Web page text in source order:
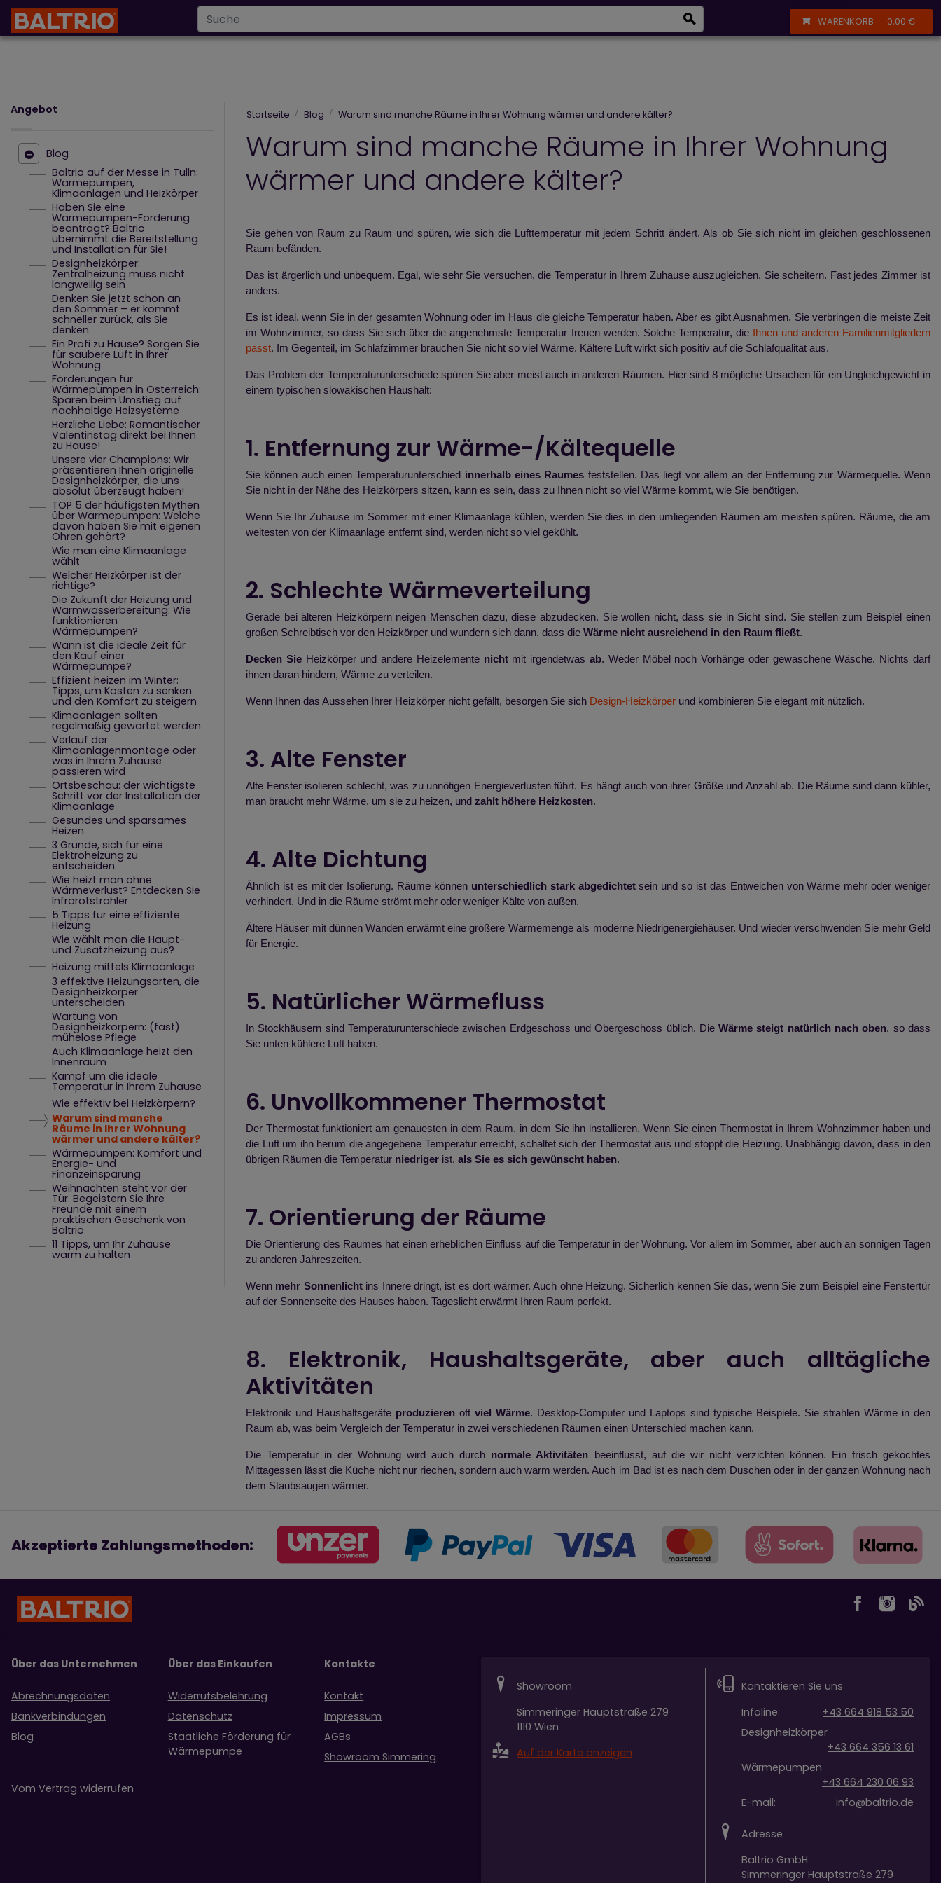
info@baltrio.de +43 664 356 13 61 WARENKORB 0,00 €
Angebot
Blog
Baltrio auf der Messe in Tulln:
Wärmepumpen,
Klimaanlagen und Heizkörper
Haben Sie eine
Wärmepumpen-Förderung
beantragt? Baltrio
übernimmt die Bereitstellung
und Installation für Sie!
Designheizkörper:
Zentralheizung muss nicht
langweilig sein
Denken Sie jetzt schon an
den Sommer – er kommt
schneller zurück, als Sie
denken
Ein Profi zu Hause? Sorgen Sie
für saubere Luft in Ihrer
Wohnung
Förderungen für
Wärmepumpen in Österreich:
Sparen beim Umstieg auf
nachhaltige Heizsysteme
Herzliche Liebe: Romantischer
Valentinstag direkt bei Ihnen
zu Hause!
Unsere vier Champions: Wir
präsentieren Ihnen originelle
Designheizkörper, die uns
absolut überzeugt haben!
TOP 5 der häufigsten Mythen
über Wärmepumpen: Welche
davon haben Sie mit eigenen
Ohren gehört?
Wie man eine Klimaanlage
wählt
Welcher Heizkörper ist der
richtige?
Die Zukunft der Heizung und
Warmwasserbereitung: Wie
funktionieren
Wärmepumpen?
Wann ist die ideale Zeit für
den Kauf einer
Wärmepumpe?
Effizient heizen im Winter:
Tipps, um Kosten zu senken
und den Komfort zu steigern
Klimaanlagen sollten
regelmäßig gewartet werden
Verlauf der
Klimaanlagenmontage oder
was in Ihrem Zuhause
passieren wird
Ortsbeschau: der wichtigste
Schritt vor der Installation der
Klimaanlage
Gesundes und sparsames
Heizen
3 Gründe, sich für eine
Elektroheizung zu
entscheiden
Wie heizt man ohne
Wärmeverlust? Entdecken Sie
Infrarotstrahler
5 Tipps für eine effiziente
Heizung
Wie wählt man die Haupt-
und Zusatzheizung aus?
Heizung mittels Klimaanlage
3 effektive Heizungsarten, die
Designheizkörper
unterscheiden
Wartung von
Designheizkörpern: (fast)
mühelose Pflege
Auch Klimaanlage heizt den
Innenraum
Kampf um die ideale
Temperatur in Ihrem Zuhause
Wie effektiv bei Heizkörpern?
Warum sind manche
Räume in Ihrer Wohnung
wärmer und andere kälter?
Wärmepumpen: Komfort und
Energie- und
Finanzeinsparung
Weihnachten steht vor der
Tür. Begeistern Sie Ihre
Freunde mit einem
praktischen Geschenk von
Baltrio
11 Tipps, um Ihr Zuhause
warm zu halten
Startseite Blog Warum sind manche Räume in Ihrer Wohnung wärmer und andere kälter?
Warum sind manche Räume in Ihrer Wohnung
wärmer und andere kälter?
Sie gehen von Raum zu Raum und spüren, wie sich die Lufttemperatur mit jedem Schritt ändert. Als ob Sie sich nicht im gleichen geschlossenen
Raum befänden.
Das ist ärgerlich und unbequem. Egal, wie sehr Sie versuchen, die Temperatur in Ihrem Zuhause auszugleichen, Sie scheitern. Fast jedes Zimmer ist
anders.
Es ist ideal, wenn Sie in der gesamten Wohnung oder im Haus die gleiche Temperatur haben. Aber es gibt Ausnahmen. Sie verbringen die meiste Zeit
im Wohnzimmer, so dass Sie sich über die angenehmste Temperatur freuen werden. Solche Temperatur, die
Ihnen und anderen Familienmitgliedern
passt. Im Gegenteil, im Schlafzimmer brauchen Sie nicht so viel Wärme. Kältere Luft wirkt sich positiv auf die Schlafqualität aus.
Das Problem der Temperaturunterschiede spüren Sie aber meist auch in anderen Räumen. Hier sind 8 mögliche Ursachen für ein Ungleichgewicht in
einem typischen slowakischen Haushalt:
1. Entfernung zur Wärme-/Kältequelle
Sie können auch einen Temperaturunterschied innerhalb eines Raumes feststellen. Das liegt vor allem an der Entfernung zur Wärmequelle. Wenn
Sie nicht in der Nähe des Heizkörpers sitzen, kann es sein, dass zu Ihnen nicht so viel Wärme kommt, wie Sie benötigen.
Wenn Sie Ihr Zuhause im Sommer mit einer Klimaanlage kühlen, werden Sie dies in den umliegenden Räumen am meisten spüren. Räume, die am
weitesten von der Klimaanlage entfernt sind, werden nicht so viel gekühlt.
2. Schlechte Wärmeverteilung
Gerade bei älteren Heizkörpern neigen Menschen dazu, diese abzudecken. Sie wollen nicht, dass sie in Sicht sind. Sie stellen zum Beispiel einen
großen Schreibtisch vor den Heizkörper und wundern sich dann, dass die Wärme nicht ausreichend in den Raum fließt.
Decken SieHeizkörper und andere Heizelemente nichtmit irgendetwasab. Weder Möbel noch Vorhänge oder gewaschene Wäsche. Nichts darf
ihnen daran hindern, Wärme zu verteilen.
Wenn Ihnen das Aussehen Ihrer Heizkörper nicht gefällt, besorgen Sie sich Design-Heizkörper und kombinieren Sie elegant mit nützlich.
3. Alte Fenster
Alte Fenster isolieren schlecht, was zu unnötigen Energieverlusten führt. Es hängt auch von ihrer Größe und Anzahl ab. Die Räume sind dann kühler,
man braucht mehr Wärme, um sie zu heizen, und zahlt höhere Heizkosten.
4. Alte Dichtung
Ähnlich ist es mit der Isolierung. Räume können unterschiedlich stark abgedichtetsein und so ist das Entweichen von Wärme mehr oder weniger
verhindert. Und in die Räume strömt mehr oder weniger Kälte von außen.
Ältere Häuser mit dünnen Wänden erwärmt eine größere Wärmemenge als moderne Niedrigenergiehäuser. Und wieder verschwenden Sie mehr Geld
für Energie.
5. Natürlicher Wärmefluss
In Stockhäusern sind Temperaturunterschiede zwischen Erdgeschoss und Obergeschoss üblich. DieWärme steigt natürlich nach oben, so dass
Sie unten kühlere Luft haben.
6. Unvollkommener Thermostat
Der Thermostat funktioniert am genauesten in dem Raum, in dem Sie ihn installieren. Wenn Sie einen Thermostat in Ihrem Wohnzimmer haben und
die Luft um ihn herum die angegebene Temperatur erreicht, schaltet sich der Thermostat aus und stoppt die Heizung. Unabhängig davon, dass in den
übrigen Räumen die Temperatur niedriger ist, als Sie es sich gewünscht haben.
7. Orientierung der Räume
Die Orientierung des Raumes hat einen erheblichen Einfluss auf die Temperatur in der Wohnung. Vor allem im Sommer, aber auch an sonnigen Tagen
zu anderen Jahreszeiten.
Wenn mehr Sonnenlichtins Innere dringt, ist es dort wärmer. Auch ohne Heizung. Sicherlich kennen Sie das, wenn Sie zum Beispiel eine Fenstertür
auf der Sonnenseite des Hauses haben. Tageslicht erwärmt Ihren Raum perfekt.
8. Elektronik, Haushaltsgeräte, aber auch alltägliche
Aktivitäten
Elektronik und Haushaltsgeräte produzieren oft viel Wärme. Desktop-Computer und Laptops sind typische Beispiele. Sie strahlen Wärme in den
Raum ab, was beim Vergleich der Temperatur in zwei verschiedenen Räumen einen Unterschied machen kann.
Die Temperatur in der Wohnung wird auch durch normale Aktivitäten beeinflusst, auf die wir nicht verzichten können. Ein frisch gekochtes
Mittagessen lässt die Küche nicht nur riechen, sondern auch warm werden. Auch im Bad ist es nach dem Duschen oder in der ganzen Wohnung nach
dem Staubsaugen wärmer.
Akzeptierte Zahlungsmethoden:
Über das Unternehmen
Abrechnungsdaten
Bankverbindungen
Blog
Über das Einkaufen
Widerrufsbelehrung
Datenschutz
Staatliche Förderung für
Wärmepumpe
Kontakte
Kontakt
Impressum
AGBs
Showroom Simmering
Vom Vertrag widerrufen
Showroom
Simmeringer Hauptstraße 279
1110 Wien
Auf der Karte anzeigen
Kontaktieren Sie uns
Infoline:
+43 664 918 53 50
Designheizkörper
+43 664 356 13 61
Wärmepumpen
+43 664 230 06 93
E-mail:
info@baltrio.de
Adresse
Baltrio GmbH
Simmeringer Hauptstraße 279